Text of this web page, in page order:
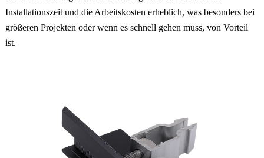
Installationszeit und die Arbeitskosten erheblich, was besonders bei
größeren Projekten oder wenn es schnell gehen muss, von Vorteil
ist.